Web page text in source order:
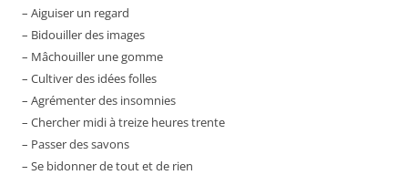
– Aiguiser un regard
– Bidouiller des images
– Mâchouiller une gomme
– Cultiver des idées folles
– Agrémenter des insomnies
– Chercher midi à treize heures trente
– Passer des savons
– Se bidonner de tout et de rien